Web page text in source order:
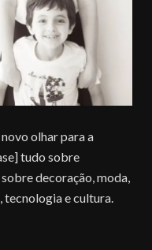
olhar para a
tudo sobre
decoração, moda,
tecnologia e cultura.